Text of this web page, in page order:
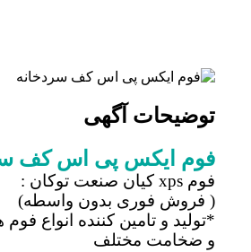
توضیحات آگهی
فوم ایکس پی اس کف
( فروش فوری بدون واسطه)
و ضخامت مختلف